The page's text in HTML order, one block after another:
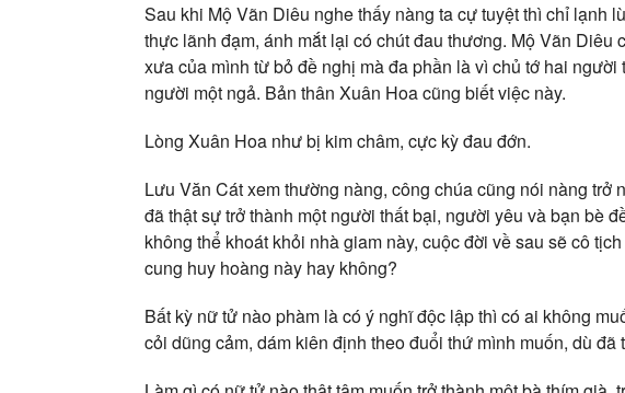
Sau khi Mộ Vãn Diêu nghe thấy nàng ta cự tuyệt thì chỉ lạnh
thực lãnh đạm, ánh mắt lại có chút đau thương. Mộ Vãn
xưa của mình từ bỏ đề nghị mà đa phần là vì chủ tớ hai
người một ngả. Bản thân Xuân Hoa cũng biết việc này.
Lòng Xuân Hoa như bị kim châm, cực kỳ đau đớn.
Lưu Văn Cát xem thường nàng, công chúa cũng nói nàng
đã thật sự trở thành một người thất bại, người yêu và bạn bè
không thể khoát khỏi nhà giam này, cuộc đời về sau sẽ cô
cung huy hoàng này hay không?
Bất kỳ nữ tử nào phàm là có ý nghĩ độc lập thì có ai không
cỏi dũng cảm, dám kiên định theo đuổi thứ mình muốn, dù